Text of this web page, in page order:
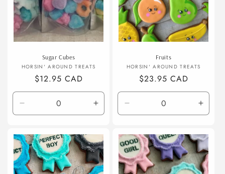
Sugar Cubes
Fournisseur :
HORSIN' AROUND TREATS
Prix
habituel
$12.95 CAD
la
de
Default
Title
Augmenter
la
de
Default
Title
Fruits
Fournisseur :
HORSIN' AROUND TREATS
Prix
habituel
$23.95 CAD
la
de
Default
Title
la
de
Title